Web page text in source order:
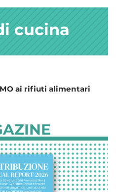
cucina
ai rifiuti alimentari